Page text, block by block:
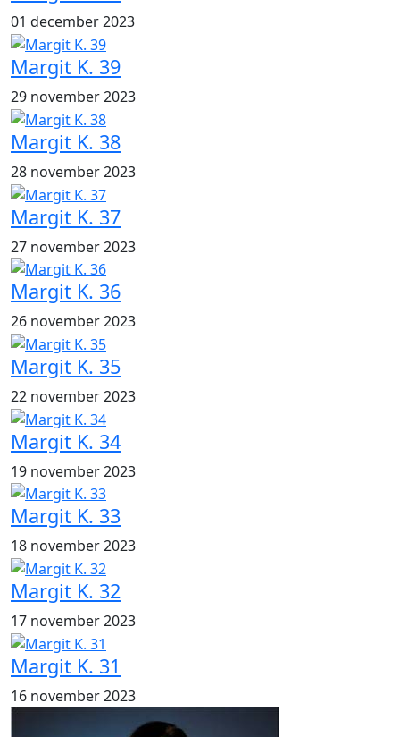
01 december 2023
Margit K. 39
29 november 2023
Margit K. 38
28 november 2023
Margit K. 37
27 november 2023
Margit K. 36
26 november 2023
Margit K. 35
22 november 2023
Margit K. 34
19 november 2023
Margit K. 33
18 november 2023
Margit K. 32
17 november 2023
Margit K. 31
16 november 2023